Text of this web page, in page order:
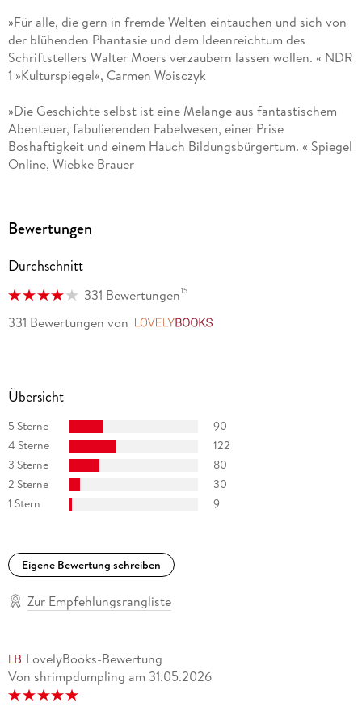
Schrecksenmeister" und "Das Labyrinth der Träumenden
Bücher" waren Bestseller.
Neben dem Kontinent Zamonien mit seinen zahlreichen
erfolgreiche Charaktere wie den Käpt'n Blaubär, das Kleine
Arschloch und die Comicfigur Adolf, die Nazisau geschaffen.
»Für alle, die gern in fremde Welten eintauchen und sich von
der blühenden Phantasie und dem Ideenreichtum des
Schriftstellers Walter Moers verzaubern lassen wollen. « NDR
1 »Kulturspiegel«, Carmen Woisczyk
»Die Geschichte selbst ist eine Melange aus fantastischem
Abenteuer, fabulierenden Fabelwesen, einer Prise
Boshaftigkeit und einem Hauch Bildungsbürgertum. « Spiegel
Online, Wiebke Brauer
Bewertungen
Durchschnitt
331 Bewertungen15
331 Bewertungen von
Übersicht
5 Sterne
90
4 Sterne
122
3 Sterne
80
2 Sterne
30
1 Stern
9
Eigene Bewertung schreiben
Zur Empfehlungsrangliste
LovelyBooks-Bewertung
Von shrimpdumpling am 31.05.2026